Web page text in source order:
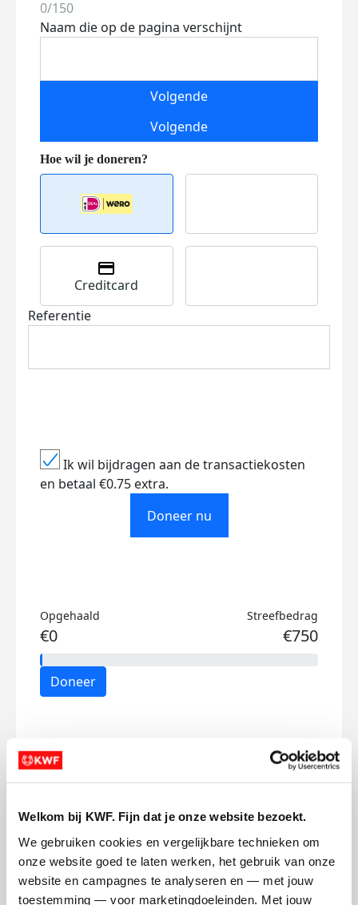
Welkom bij KWF. Fijn dat je onze website bezoekt.
We gebruiken cookies en vergelijkbare technieken om
onze website goed te laten werken, het gebruik van onze
website en campagnes te analyseren en — met jouw
toestemming — voor marketingdoeleinden. Met jouw
0/150
Naam die op de pagina verschijnt
Volgende
Volgende
Creditcard
Referentie
Ik wil bijdragen aan de transactiekosten
en betaal €0.75 extra.
Doneer nu
Opgehaald
€0
Streefbedrag
€750
Doneer
Mijn activiteiten volgen
113
kms